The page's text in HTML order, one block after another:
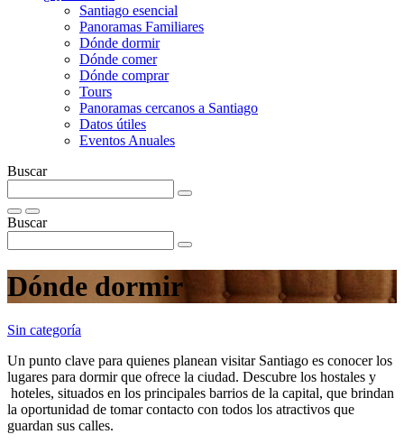
Santiago esencial
Panoramas Familiares
Dónde dormir
Dónde comer
Dónde comprar
Tours
Panoramas cercanos a Santiago
Datos útiles
Eventos Anuales
Buscar
Buscar
Dónde dormir
Sin categoría
Un punto clave para quienes planean visitar Santiago es conocer los
lugares para dormir que ofrece la ciudad. Descubre los hostales y
hoteles, situados en los principales barrios de la capital, que brindan
la oportunidad de tomar contacto con todos los atractivos que
guardan sus calles.